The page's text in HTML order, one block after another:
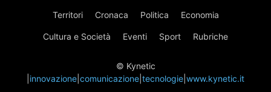
Territori Cronaca Politica Economia
Cultura e Società Eventi Sport Rubriche
© Kynetic
innovazione comunicazione tecnologie www.kynetic.it